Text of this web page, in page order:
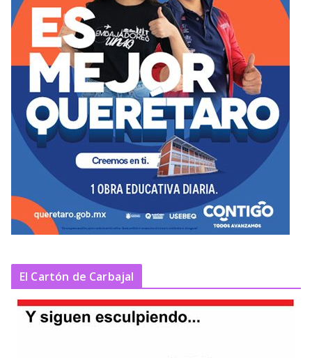
El Cartón de Carbajal